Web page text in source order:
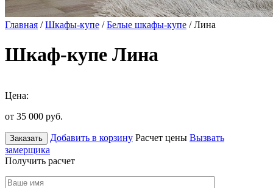
Главная /Шкафы-купе /Белые шкафы-купе / Лина
Шкаф-купе Лина
Цена:
от 35 000 руб.
Заказать Добавить в корзину Расчет цены Вызвать
замерщика
Получить расчет